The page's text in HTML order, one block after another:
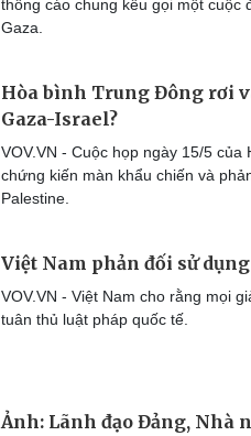
thông cáo chung kêu gọi một cuộc
Gaza.
Hòa bình Trung Đông rơi
Gaza-Israel?
VOV.VN - Cuộc họp ngày 15/5
chứng kiến màn khẩu chiến và
Palestine.
Việt Nam phản đối sử
VOV.VN - Việt Nam cho rằng mọi
tuân thủ luật pháp quốc tế.
Ảnh: Lãnh đạo Đảng, Nhà